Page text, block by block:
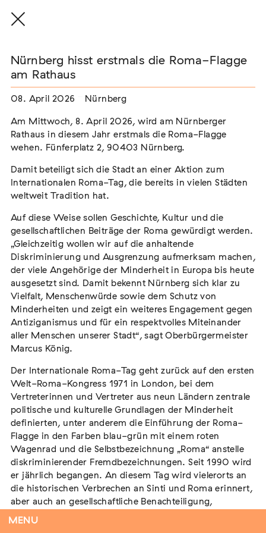
MENU
THE THREAD THAT HOLDS / DER FADEN,
DER HÄLT
Extern
22. Juli 2026 - 04. Oktober 2026 Augsburg
Der Weg der Sinti und Roma
Extern
02. August 2026 - 16. August 2026
Flucht – Internierung – Deportation –
Vernichtung
Antiziganismus in Relation zu Rassismus
und Antisemitismus
04. September 2026 Aachen
Nürnberg hisst erstmals die Roma-Flagge
am Rathaus
08. April 2026 Nürnberg
Am Mittwoch, 8. April 2026, wird am Nürnberger
Rathaus in diesem Jahr erstmals die Roma-Flagge
wehen. Fünferplatz 2, 90403 Nürnberg.
Damit beteiligt sich die Stadt an einer Aktion zum
Internationalen Roma-Tag, die bereits in vielen Städten
weltweit Tradition hat.
Auf diese Weise sollen Geschichte, Kultur und die
gesellschaftlichen Beiträge der Roma gewürdigt werden.
„Gleichzeitig wollen wir auf die anhaltende
Diskriminierung und Ausgrenzung aufmerksam machen,
der viele Angehörige der Minderheit in Europa bis heute
ausgesetzt sind. Damit bekennt Nürnberg sich klar zu
Vielfalt, Menschenwürde sowie dem Schutz von
Minderheiten und zeigt ein weiteres Engagement gegen
Antiziganismus und für ein respektvolles Miteinander
aller Menschen unserer Stadt“, sagt Oberbürgermeister
Marcus König.
Der Internationale Roma-Tag geht zurück auf den ersten
Welt-Roma-Kongress 1971 in London, bei dem
Vertreterinnen und Vertreter aus neun Ländern zentrale
politische und kulturelle Grundlagen der Minderheit
definierten, unter anderem die Einführung der Roma-
Flagge in den Farben blau-grün mit einem roten
Wagenrad und die Selbstbezeichnung „Roma“ anstelle
diskriminierender Fremdbezeichnungen. Seit 1990 wird
er jährlich begangen. An diesem Tag wird vielerorts an
die historischen Verbrechen an Sinti und Roma erinnert,
aber auch an gesellschaftliche Benachteiligung,
Ausgrenzung und rassistische Gewalt, die für viele